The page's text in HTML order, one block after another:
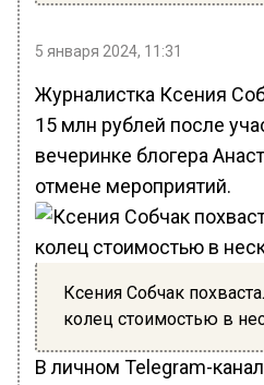
5 января 2024, 11:31
Журналистка Ксения
15 млн рублей после
вечеринке блогера
отмене мероприятий.
Ксения Собчак
колец стоимостью в
В личном Telegram-